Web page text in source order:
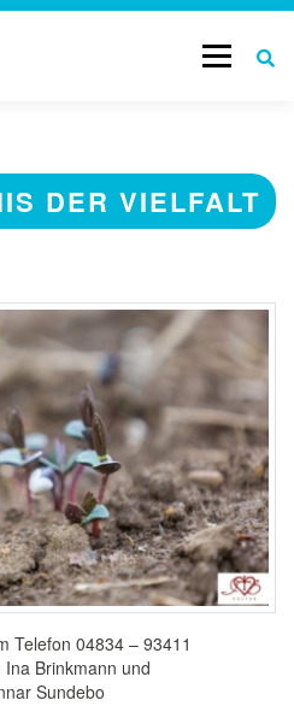
Menü
DER VIELFALT
Telefon 04834 – 93411
Brinkmann und
Sundebo